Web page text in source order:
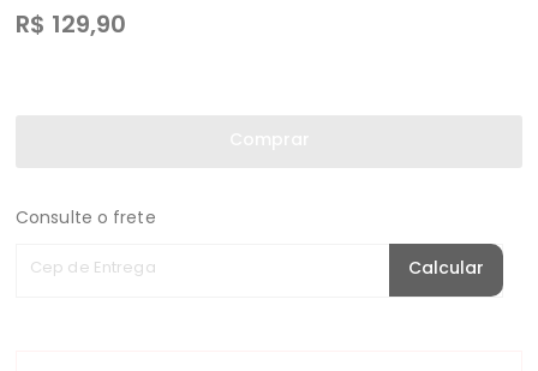
R$ 129,90
Consulte o frete
Cep de Entrega Calcular